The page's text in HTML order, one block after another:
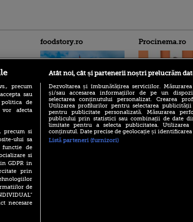
foodstory.ro
(P) Descoperă Lumea
Evenimentelor din România
cu Transilvania Events!
(P) Raku, gaming intens și o
Procinema.ro
Emoții intense
Sebastian Stan!
Annabelle, l-a
precum
sau
de
afecta
precum si
ului sa
functie de
si
GDPR in
prin
de
necesare
Atât noi, cât și partenerii noștri prelucrăm
Dezvoltarea și îmbunătățirea serviciilor.
și/sau accesarea informațiilor de pe un
selectarea conținutului personalizat. Crearea
Utilizarea profilurilor pentru selectarea
pentru publicitate personalizată. Măsurarea
publicului prin statistici sau combinații de date
limitate pentru a selecta publicitatea.
conținutul. Date precise de geolocație și
Listă parteneri (furnizori)